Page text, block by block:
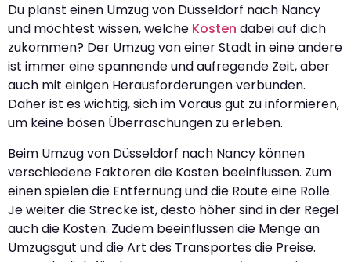
Du planst einen Umzug von Düsseldorf nach Nancy
und möchtest wissen, welche Kosten dabei auf dich
zukommen? Der Umzug von einer Stadt in eine andere
ist immer eine spannende und aufregende Zeit, aber
auch mit einigen Herausforderungen verbunden.
Daher ist es wichtig, sich im Voraus gut zu informieren,
um keine bösen Überraschungen zu erleben.
Beim Umzug von Düsseldorf nach Nancy können
verschiedene Faktoren die Kosten beeinflussen. Zum
einen spielen die Entfernung und die Route eine Rolle.
Je weiter die Strecke ist, desto höher sind in der Regel
auch die Kosten. Zudem beeinflussen die Menge an
Umzugsgut und die Art des Transportes die Preise.